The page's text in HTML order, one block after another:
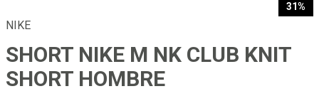
31%
NIKE
SHORT NIKE M NK CLUB KNIT
SHORT HOMBRE